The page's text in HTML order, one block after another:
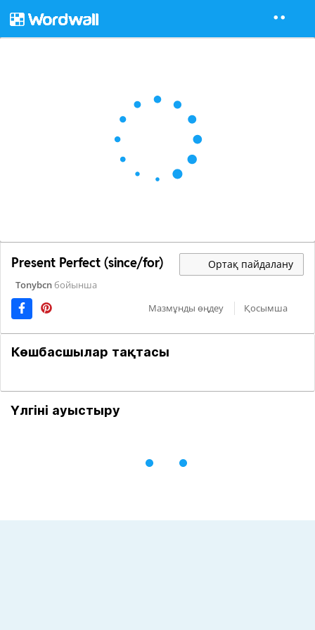
Present Perfect (since/for) Ортақ пайдалану
Tonybcnбойынша
Мазмұнды өңдеу
Қосымша
Көшбасшылар тақтасы
Үлгіні ауыстыру